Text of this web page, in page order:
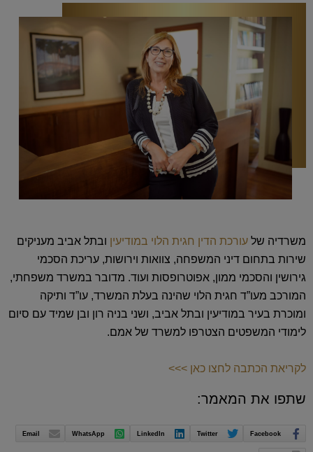
משרדיה של עורכת הדין חגית הלוי במודיעין ובתל אביב מעניקים
שירות בתחום דיני המשפחה, צוואות וירושות, עריכת הסכמי
גירושין והסכמי ממון, אפוטרופסות ועוד. מדובר במשרד משפחתי,
המורכב מעו”ד חגית הלוי שהינה בעלת המשרד, עו”ד ותיקה
ומוכרת בעיר במודיעין ובתל אביב, ושני בניה רון ובן שמיד עם סיום
לימודי המשפטים הצטרפו למשרד של אמם.
לקריאת הכתבה לחצו כאן >>>
שתפו את המאמר:
Facebook
Twitter
LinkedIn
WhatsApp
Email